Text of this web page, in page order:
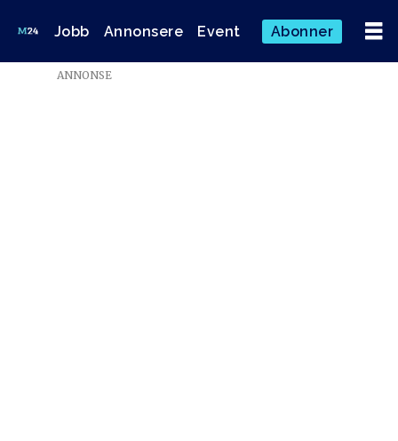
Jobb Annonsere Event Abonner
Emne:
ANNONSE